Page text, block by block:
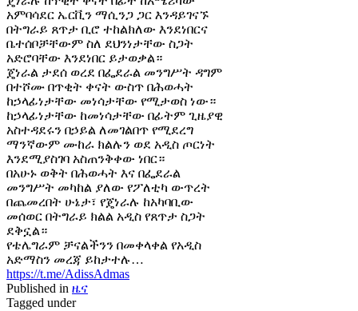
አምባሳደር ኤርቪን ማሲንጋ ጋር እንዳይገናኙ
በትግራይ ጸጥታ ቢሮ ተከልክለው እንደነበርና
ቤተሰቦቻቸውም ስለ ደህንነታቸው ስጋት
አድሮባቸው እንደነበር ይታወቃል።
ጄነራል ታደሰ ወረደ በፌደራል መንግሥት ዳግም
በተሾሙ በጥቂት ቀናት ውስጥ በሕወሓት
ከኃላፊነታቸው መነሳታቸው የሚታወስ ነው።
ከኃላፊነታቸው ከመነሳታቸው በፊትም ጊዜያዊ
አስተዳደሩን በኃይል ለመገልበጥ የሚደረግ
ማንኛውም ሙከራ ክልሉን ወደ አዲስ ጦርነት
እንደሚያስገባ አስጠንቅቀው ነበር።
በአሁኑ ወቅት በሕወሓት እና በፌደራል
መንግሥት መካከል ያለው የፖለቲካ ውጥረት
በጨመረበት ሁኔታ፣ የጄነራሉ ከአካባቢው
መሰወር በትግራይ ክልል አዲስ የጸጥታ ስጋት
ደቅኗል።
የቴሌግራም ቻናልችንን በመቀላቀል የአዲስ
አድማስን መረጃ ይከታተሉ…
https://t.me/AdissAdmas
Published in ዜና
Tagged under